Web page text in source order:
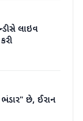
લાઇવ
ભંડાર" છે, ઈરાન